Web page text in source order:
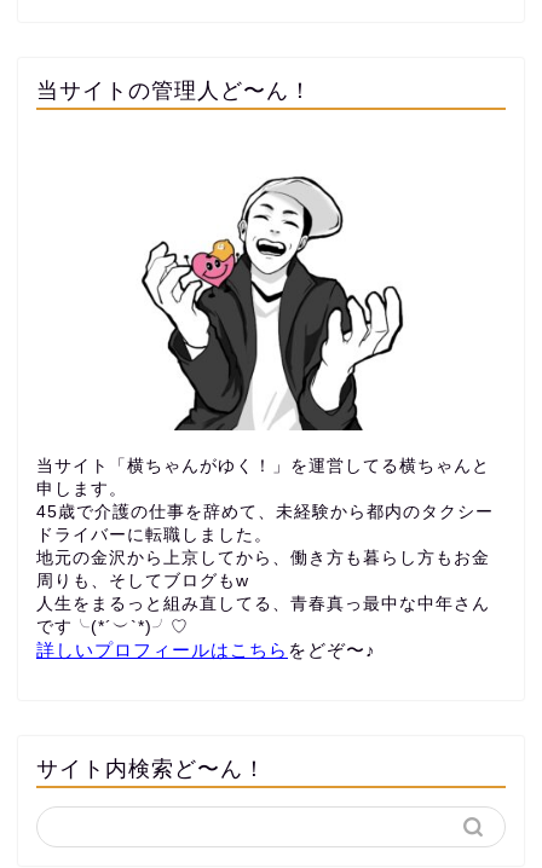
当サイトの管理人ど〜ん！
当サイト「横ちゃんがゆく！」を運営してる横ちゃんと
申します。
45歳で介護の仕事を辞めて、未経験から都内のタクシー
ドライバーに転職しました。
地元の金沢から上京してから、働き方も暮らし方もお金
周りも、 そしてブログもw
人生をまるっと組み直してる、青春真っ最中な中年さん
です╰(*´︶`*)╯♡
詳しいプロフィールはこちら をどぞ〜♪
サイト内検索ど〜ん！